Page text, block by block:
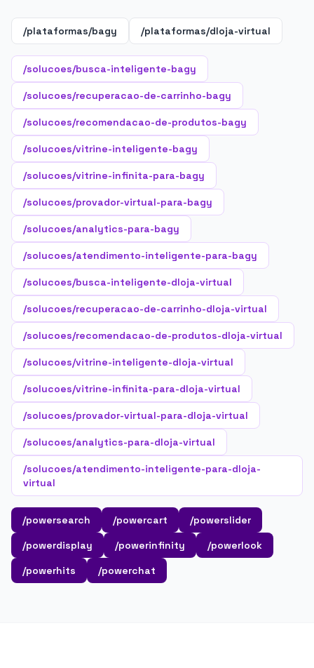
/plataformas/bagy /plataformas/dloja-virtual
/solucoes/busca-inteligente-bagy
/solucoes/recuperacao-de-carrinho-bagy
/solucoes/recomendacao-de-produtos-bagy
/solucoes/vitrine-inteligente-bagy
/solucoes/vitrine-infinita-para-bagy
/solucoes/provador-virtual-para-bagy
/solucoes/analytics-para-bagy
/solucoes/atendimento-inteligente-para-bagy
/solucoes/busca-inteligente-dloja-virtual
/solucoes/recuperacao-de-carrinho-dloja-virtual
/solucoes/recomendacao-de-produtos-dloja-virtual
/solucoes/vitrine-inteligente-dloja-virtual
/solucoes/vitrine-infinita-para-dloja-virtual
/solucoes/provador-virtual-para-dloja-virtual
/solucoes/analytics-para-dloja-virtual
/solucoes/atendimento-inteligente-para-dloja-
virtual
/powersearch /powercart
/powerslider
/powerdisplay
/powerinfinity
/powerlook
/powerhits
/powerchat